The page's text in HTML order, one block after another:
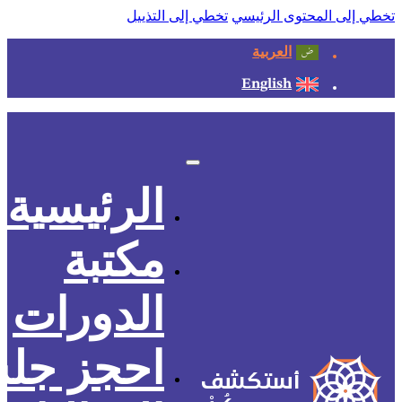
تخطي إلى المحتوى الرئيسي تخطي إلى التذييل
العربية
English
أستكشف
الرئيسية
مكتبة
الدورات
احجز